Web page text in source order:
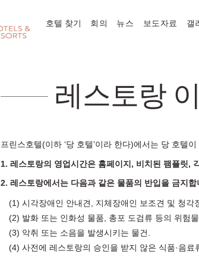
호텔 찾기 회의 뉴스 보도자료 갤
레스토랑
프린스호텔(이하 ‘당 호텔’이라 한다)에서는 당 호텔
1. 레스토랑의 영업시간은 홈페이지, 비치된 팸플릿,
2. 레스토랑에서는 다음과 같은 물품의 반입을 금지합
(1) 시각장애인 안내견, 지체장애인 보조견 및 청각
(2) 발화 또는 인화성 물품, 총포 도검류 등의 위험물.
(3) 악취 또는 소음을 발생시키는 물건.
(4) 사전에 레스토랑의 승인을 받지 않은 식품·음료